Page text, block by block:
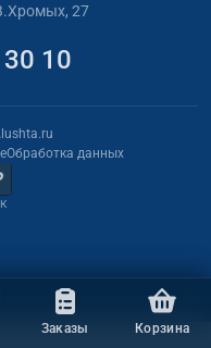
27
10
Обработка данных
Заказы Корзина